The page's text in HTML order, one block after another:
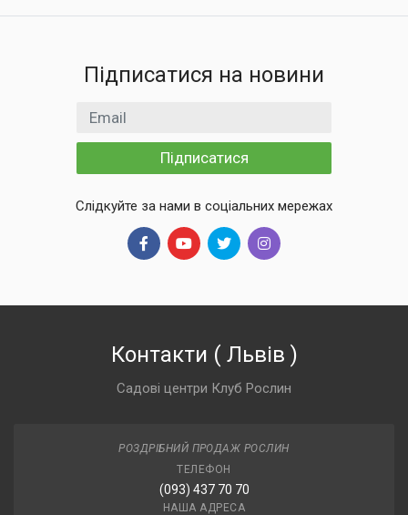
Підписатися на новини
Email
Підписатися
Слідкуйте за нами в соціальних мережах
Контакти ( Львів )
Садові центри Клуб Рослин
РОЗДРІБНИЙ ПРОДАЖ РОСЛИН
ТЕЛЕФОН
(093) 437 70 70
НАША АДРЕСА